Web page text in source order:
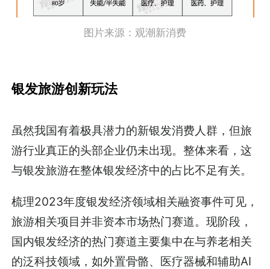
图片来源：观潮新消费
银发旅游创新玩法
虽然我国有着极具潜力的新银发消费人群，但旅
游行业真正的头部企业仍未出现。整体来看，这
与银发旅游在整体银发经济中的占比不足有关。
梳理2023年度银发经济领域相关融资事件可见，
旅游相关项目并非资本市场热门赛道。现阶段，
国内银发经济的热门赛道主要集中在与养老相关
的泛科技领域，如外置骨骼、医疗器械和辅助AI